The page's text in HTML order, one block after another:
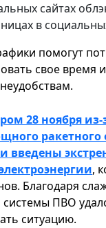
сайтах
в
помогут
свое время
28 ноября
ракетного
введены
,
Благодаря
системы ПВО
ситуацию.